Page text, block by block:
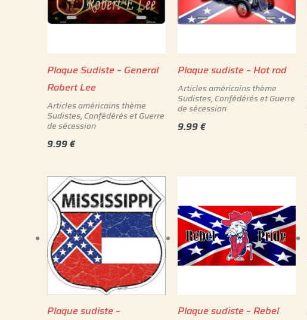
Plaque Sudiste – General
Robert Lee
Articles américains thème
Sudistes, Confédérés et Guerre
de sécession
9.99€
Plaque sudiste – Hot rod
Articles américains thème
Sudistes, Confédérés et Guerre
de sécession
9.99€
Plaque sudiste –
Plaque sudiste – Rebel